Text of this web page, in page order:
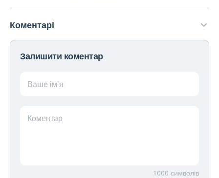
Коментарі
Залишити коментар
Ваше ім’я
Коментар
1000 символів